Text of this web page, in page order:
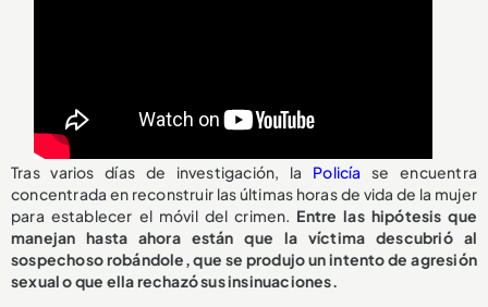
Tras varios días de investigación, la Policía se encuentra
concentrada en reconstruir las últimas horas de vida de la mujer
para establecer el móvil del crimen. Entre las hipótesis que
manejan hasta ahora están que la víctima descubrió al
sospechoso robándole, que se produjo un intento de agresión
sexual o que ella rechazó sus insinuaciones.